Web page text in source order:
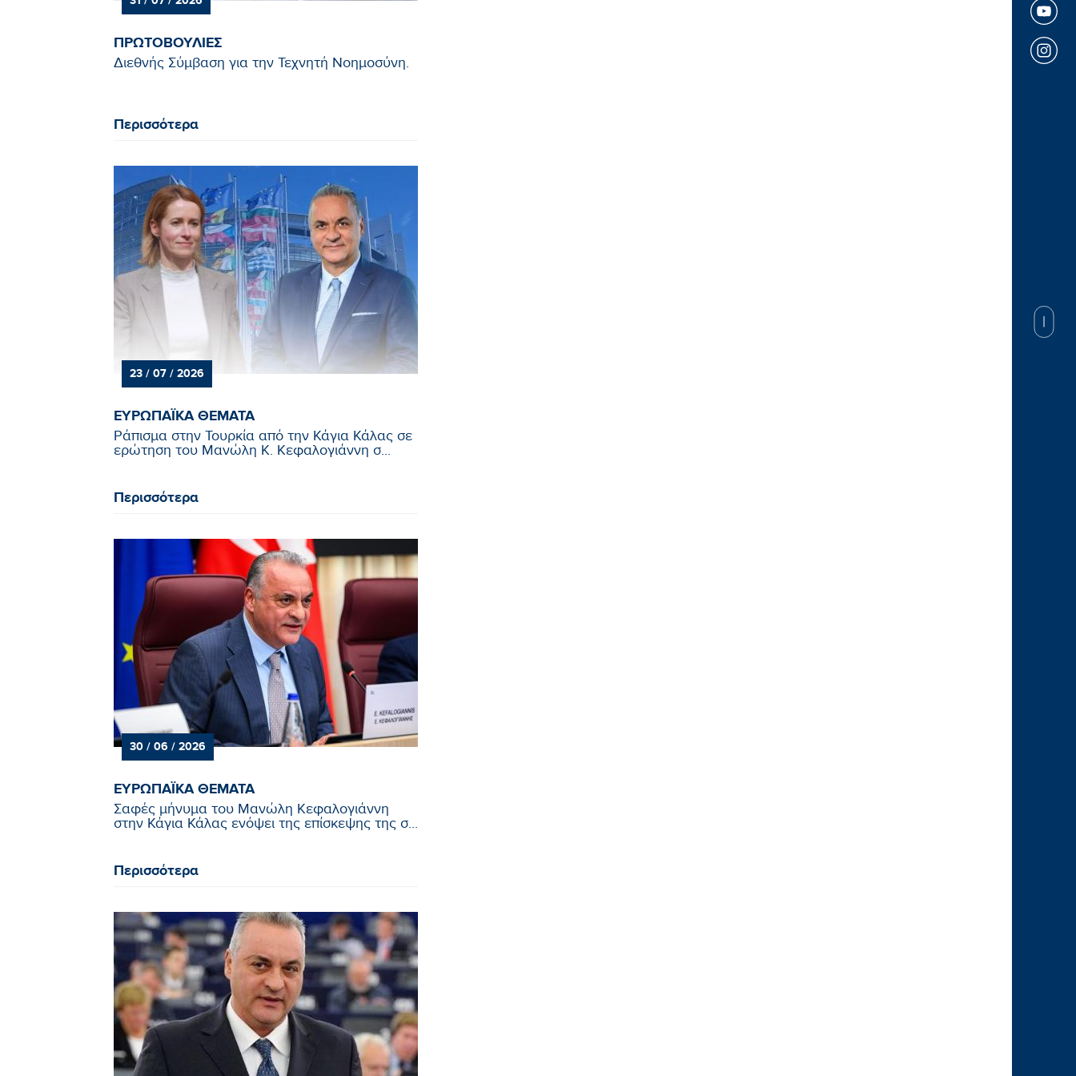
ΠΡΩΤΟΒΟΥΛΙΕΣ
Διεθνής Σύμβαση για την Τεχνητή Νοημοσύνη.
Περισσότερα
23 / 07 / 2026
ΕΥΡΩΠΑΪΚΑ ΘΕΜΑΤΑ
Ράπισμα στην Τουρκία από την Κάγια Κάλας σε
ερώτηση του Μανώλη Κ. Κεφαλογιάννη σ...
Περισσότερα
30 / 06 / 2026
ΕΥΡΩΠΑΪΚΑ ΘΕΜΑΤΑ
Σαφές μήνυμα του Μανώλη Κεφαλογιάννη
στην Κάγια Κάλας ενόψει της επίσκεψης της σ...
Περισσότερα